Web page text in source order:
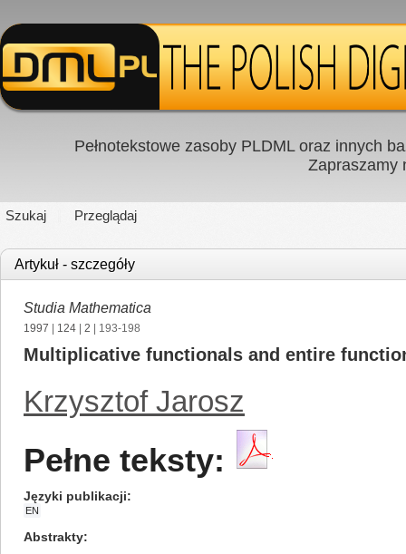
Pełnotekstowe zasoby PLDML oraz innych
Zapraszamy
Szukaj Przeglądaj
Artykuł - szczegóły
Studia Mathematica
1997 124 2 | 193-198
Multiplicative functionals and entire
Krzysztof Jarosz
Pełne teksty:
Języki publikacji
EN
Abstrakty